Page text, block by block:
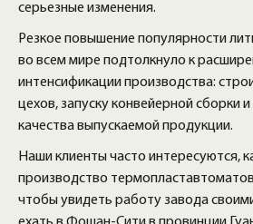
серьезные изменения.
Резкое повышение популярности
во всем мире подтолкнуло к
интенсификации производства:
цехов, запуску конвейерной сборки
качества выпускаемой продукции.
Наши клиенты часто интересуются,
производство
чтобы увидеть работу завода